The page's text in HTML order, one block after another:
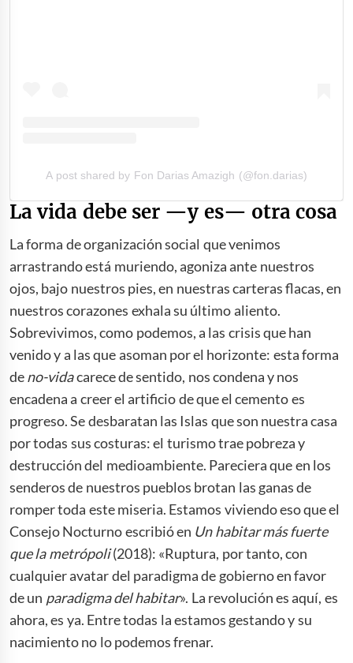
A post shared by Fon Darias Amazigh (@fon.darias)
La vida debe ser —y es— otra cosa
La forma de organización social que venimos
arrastrando está muriendo, agoniza ante nuestros
ojos, bajo nuestros pies, en nuestras carteras flacas, en
nuestros corazones exhala su último aliento.
Sobrevivimos, como podemos, a las crisis que han
venido y a las que asoman por el horizonte: esta forma
deno-vidacarece de sentido, nos condena y nos
encadena a creer el artificio de que el cemento es
progreso. Se desbaratan las Islas que son nuestra casa
por todas sus costuras: el turismo trae pobreza y
destrucción del medioambiente. Pareciera que en los
senderos de nuestros pueblos brotan las ganas de
romper toda este miseria. Estamos viviendo eso que el
Consejo Nocturno escribió en Un habitar más fuerte
que la metrópoli(2018): «Ruptura, por tanto, con
cualquier avatar del paradigma de gobierno en favor
de un paradigma del habitar». La revolución es aquí, es
ahora, es ya. Entre todas la estamos gestando y su
nacimiento no lo podemos frenar.